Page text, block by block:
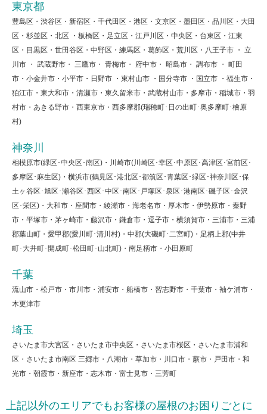
東京都
豊島区・渋谷区・新宿区・千代田区・港区・文京区・墨田区・品川区・大田
区・杉並区・北区 ・板橋区・足立区・江戸川区・中央区・台東区・江東
区・目黒区・世田谷区・中野区・練馬区・葛飾区・荒川区・八王子市 ・ 立
川市 ・ 武蔵野市・ 三鷹市・ 青梅市・ 府中市・ 昭島市・ 調布市 ・ 町田
市・小金井市・小平市・日野市 ・東村山市 ・国分寺市 ・国立市 ・福生市・
狛江市・東大和市・清瀬市・東久留米市・武蔵村山市・多摩市・稲城市・羽
村市・あきる野市・西東京市・西多摩郡(瑞穂町･日の出町･奥多摩町･檜原
村)
神奈川
相模原市(緑区･中央区･南区)・川崎市(川崎区･幸区･中原区･高津区･宮前区･
多摩区･麻生区)・横浜市(鶴見区･港北区･都筑区･青葉区･緑区･神奈川区･保
土ヶ谷区･旭区･瀬谷区･西区･中区･南区･戸塚区･泉区･港南区･磯子区･金沢
区･栄区)・大和市・座間市・綾瀬市・海老名市・厚木市・伊勢原市・秦野
市・平塚市・茅ヶ崎市・藤沢市・鎌倉市・逗子市・横須賀市・三浦市・三浦
郡葉山町・愛甲郡(愛川町･清川村)・中郡(大磯町･二宮町)・足柄上郡(中井
町･大井町･開成町･松田町･山北町)・南足柄市・小田原町
千葉
流山市・松戸市・市川市・浦安市・船橋市・習志野市・千葉市・袖ケ浦市・
木更津市
埼玉
さいたま市大宮区・さいたま市中央区・さいたま市桜区・さいたま市浦和
区・さいたま市南区 三郷市・八潮市・草加市・川口市・蕨市・戸田市・和
光市・朝霞市・新座市・志木市・富士見市・三芳町
上記以外のエリアでもお客様の屋根のお困りごとに